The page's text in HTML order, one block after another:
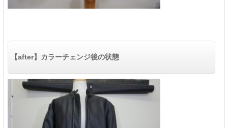
【after】カラーチェンジ後の状態